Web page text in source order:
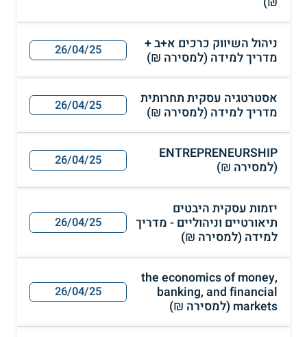
ניהול השיווק כרכים א+ב +
מדריך למידה (למסירה ₪)
26/04/25
אסטרטגיה עסקית תחרותית
מדריך למידה (למסירה ₪)
26/04/25
ENTREPRENEURSHIP
(למסירה ₪)
26/04/25
יזמות עסקית היבטים
תיאורטיים וניהוליים - מדריך
למידה (למסירה ₪)
26/04/25
the economics of money,
banking, and financial
markets (למסירה ₪)
26/04/25